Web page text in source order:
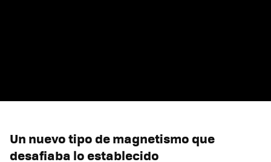
Un nuevo tipo de magnetismo que
desafiaba lo establecido